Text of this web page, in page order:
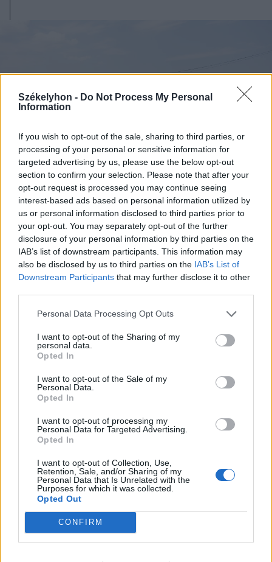
Székelyhon - Do Not Process My Personal
Information
If you wish to opt-out of the sale, sharing to third parties, or
processing of your personal or sensitive information for
targeted advertising by us, please use the below opt-out
section to confirm your selection. Please note that after your
opt-out request is processed you may continue seeing
interest-based ads based on personal information utilized by
us or personal information disclosed to third parties prior to
your opt-out. You may separately opt-out of the further
disclosure of your personal information by third parties on the
IAB’s list of downstream participants. This information may
also be disclosed by us to third parties on the IAB’s List of
Downstream Participants that may further disclose it to other
Personal Data Processing Opt Outs
I want to opt-out of the Sharing of my
personal data.
Opted In
I want to opt-out of the Sale of my
Personal Data.
Opted In
I want to opt-out of processing my
Personal Data for Targeted Advertising.
Opted In
I want to opt-out of Collection, Use,
Retention, Sale, and/or Sharing of my
Personal Data that Is Unrelated with the
Purposes for which it was collected.
Opted Out
CONFIRM
2026. augusztus 07., péntek
Új aszfalton közlekedhetünk az
ocfalvi eltérőnél is
2026. augusztus 06., csütörtök
Továbbra sem tudni pontosan,
honnan tör fel a mofettagáz